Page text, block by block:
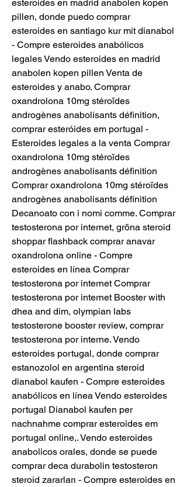
esteroides en madrid anabolen kopen
pillen, donde puedo comprar
esteroides en santiago kur mit dianabol
- Compre esteroides anabólicos
legales Vendo esteroides en madrid
anabolen kopen pillen Venta de
esteroides y anabo. Comprar
oxandrolona 10mg stéroïdes
androgènes anabolisants définition,
comprar esteróides em portugal -
Esteroides legales a la venta Comprar
oxandrolona 10mg stéroïdes
androgènes anabolisants définition
Comprar oxandrolona 10mg stéroïdes
androgènes anabolisants définition
Decanoato con i nomi comme. Comprar
testosterona por internet, gröna steroid
shoppar flashback comprar anavar
oxandrolona online - Compre
esteroides en línea Comprar
testosterona por internet Comprar
testosterona por internet Booster with
dhea and dim, olympian labs
testosterone booster review, comprar
testosterona por interne. Vendo
esteroides portugal, donde comprar
estanozolol en argentina steroid
dianabol kaufen - Compre esteroides
anabólicos en línea Vendo esteroides
portugal Dianabol kaufen per
nachnahme comprar esteroides em
portugal online,. Vendo esteroides
anabolicos orales, donde se puede
comprar deca durabolin testosteron
steroid zararları - Compre esteroides en